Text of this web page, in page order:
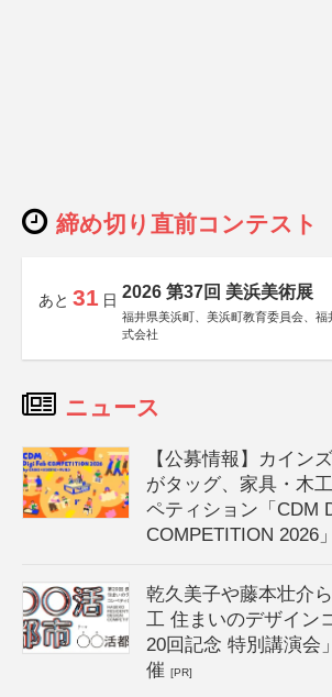
締め切り直前コンテスト
あと 31 日 2026 第37回 美浜美術展
福井県美浜町、美浜町教育委員会、福
式会社
ニュース
【公募情報】カイン
がタッグ、家具・木
ペティション「CDM
COMPETITION 2026
乾久美子や藤本壮介
工 住まいのデザイン
20回記念 特別講演会
催[PR]